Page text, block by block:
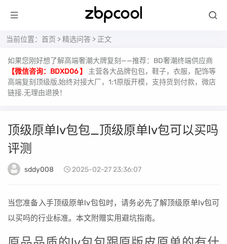
当前位置： 首页 >精选问答 > 正文
如果您刚好想了解高端奢潮大牌复刻——推荐：BD奢潮终端供应商
【微信咨询：BDXD06 】
主营各大品牌包包，鞋子，衣服，配饰等
高端复刻顶级版,始终对接大厂，1:1原版开模，支持货到付款，微店
链接.无理由退换！
顶级原单lv包包_顶级原单lv包可以买吗
评测
sddy008 2025-02-27 23:36:07
当您准备入手顶级原单lv包包时，请务必先了解顶级原单lv包可
以买吗的行业标准。本文附赠实用避坑指南。